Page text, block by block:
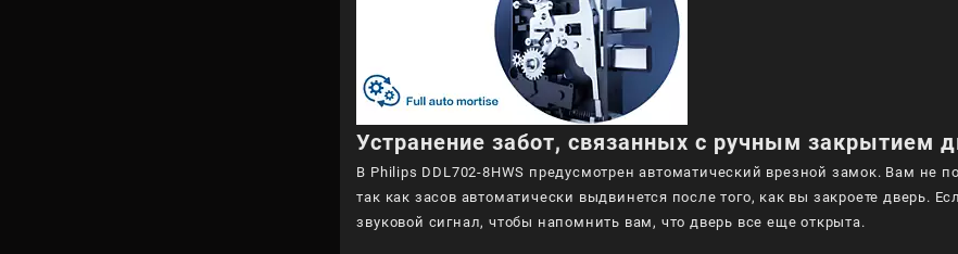
Устранение забот, связанных с ручным закрытием
В Philips DDL702-8HWS предусмотрен автоматический врезной замок. Вам не
так как засов автоматически выдвинется после того, как вы закроете дверь.
звуковой сигнал, чтобы напомнить вам, что дверь все еще открыта.